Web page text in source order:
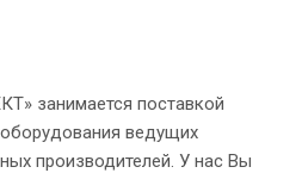
занимается поставкой
ведущих
производителей. У нас Вы